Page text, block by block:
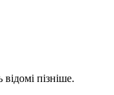
пізніше.